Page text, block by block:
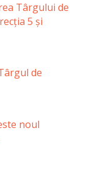
Târgului de
5 şi
de
noul